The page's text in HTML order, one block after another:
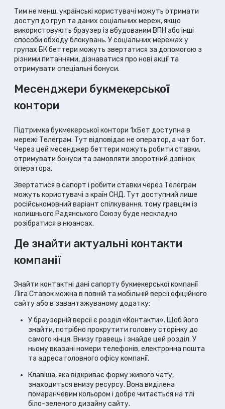
Тим не менш, українські користувачі можуть отримати
доступ до груп та даних соціальних мереж, якщо
використовують браузер із вбудованим ВПН або інші
способи обходу блокувань. У соціальних мережах у
групах БК беттери можуть звертатися за допомогою з
різними питаннями, дізнаватися про нові акції та
отримувати спеціальні бонуси.
Месенджери букмекерської
контори
Підтримка букмекерської контори 1хБет доступна в
мережі Телеграм. Тут відповідає не оператор, а чат бот.
Через цей месенджер беттери можуть робити ставки,
отримувати бонуси та замовляти зворотний дзвінок
оператора.
Звертатися в сапорт і робити ставки через Телеграм
можуть користувачі з країн СНД. Тут доступний лише
російськомовний варіант спілкування, тому гравцям із
колишнього Радянського Союзу буде нескладно
розібратися в нюансах.
Де знайти актуальні контакти
компанії
Знайти контактні дані сапорту букмекерської компанії
Ліга Ставок можна в повній та мобільній версії офіційного
сайту або в завантажуваному додатку:
У браузерній версії є розділ «Контакти». Щоб його
знайти, потрібно прокрутити головну сторінку до
самого кінця. Внизу гравець і знайде цей розділ. У
ньому вказані номери телефонів, електронна пошта
та адреса головного офісу компанії.
Клавіша, яка відкриває форму живого чату,
знаходиться внизу ресурсу. Вона виділена
помаранчевим кольором і добре читається на тлі
біло-зеленого дизайну сайту.